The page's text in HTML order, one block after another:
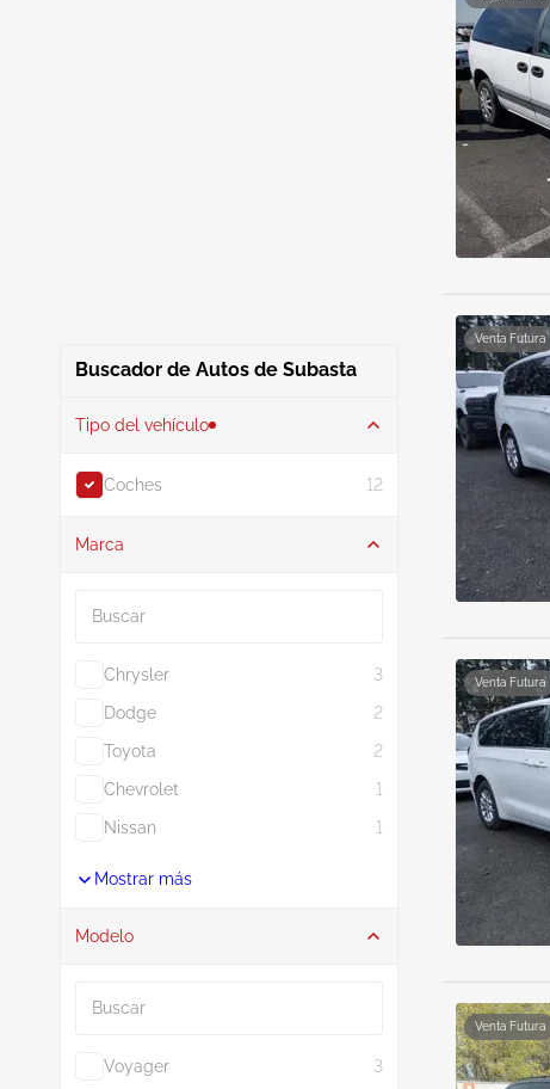
Buscador de Autos de Subasta
Tipo del vehículo
Coches 12
Marca
Chrysler
3
Dodge
2
Toyota
2
Chevrolet
1
Nissan
1
Mostrar más
Modelo
Voyager
3
Venta Futura
Venta Futura
Venta Futura